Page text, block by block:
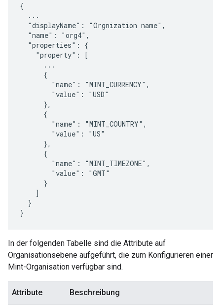
{
  ...
  "displayName": "Orgnization name",
  "name": "org4",
  "properties": {
    "property": [
      ...
      {
        "name": "MINT_CURRENCY",
        "value": "USD"
      },
      {
        "name": "MINT_COUNTRY",
        "value": "US"
      },
      {
        "name": "MINT_TIMEZONE",
        "value": "GMT"
      }
    ]
  }
}
In der folgenden Tabelle sind die Attribute auf
Organisationsebene aufgeführt, die zum Konfigurieren einer
Mint-Organisation verfügbar sind.
Attribute Beschreibung